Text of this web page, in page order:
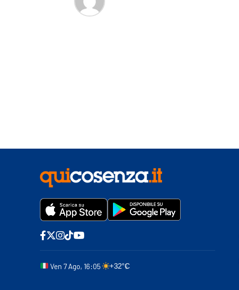
Ven 7 Ago, 16:05 +32°C